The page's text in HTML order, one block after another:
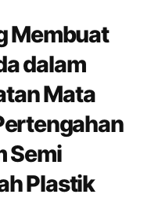
Membuat
dalam
Mata
Semi
Plastik